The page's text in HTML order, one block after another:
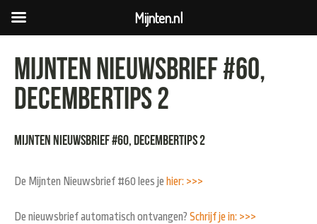
Mijnten Nieuwsbrief #60,
Decembertips 2
Mijnten Nieuwsbrief #60, Decembertips 2
De Mijnten Nieuwsbrief #60 lees je hier: >>>
De nieuwsbrief automatisch ontvangen? Schrijf je in: >>>
Mijnten.nl